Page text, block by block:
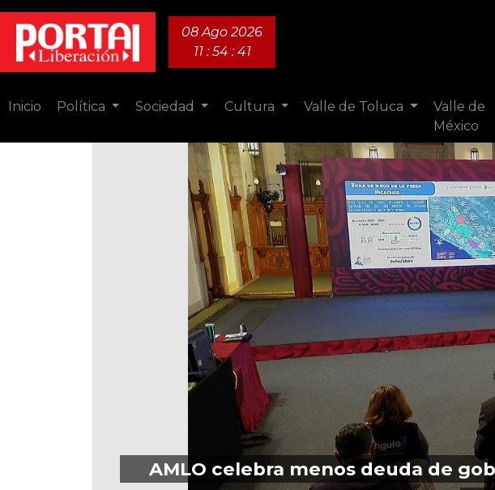
08 Ago 2026
11 : 54 : 42
Inicio Política Sociedad Cultura Valle de Toluca
Valle de
México
AMLO celebra menos deuda de